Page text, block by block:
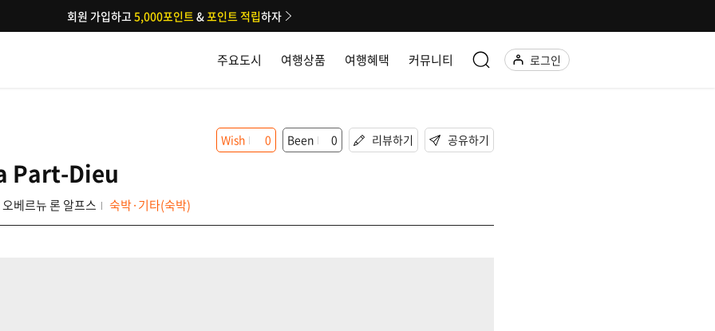
주요도시 여행상품 여행혜택 커뮤니티 로그인
회원 가입하고5,000포인트&포인트 적립하자
Part-Dieu
오베르뉴 론 알프스 숙박·기타(숙박)
Wish 0 Been 0 리뷰하기 공유하기